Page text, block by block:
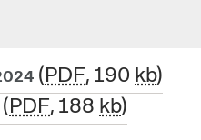
PDF, 190 kb
PDF, 188 kb